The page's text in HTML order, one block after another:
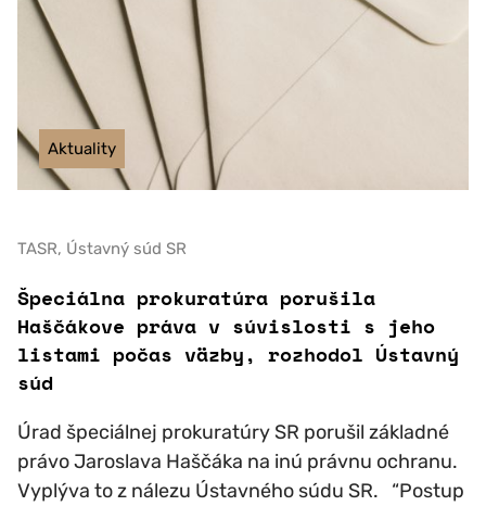
Aktuality
TASR, Ústavný súd SR
Špeciálna prokuratúra porušila
Haščákove práva v súvislosti s jeho
listami počas väzby, rozhodol Ústavný
súd
Úrad špeciálnej prokuratúry SR porušil základné
právo Jaroslava Haščáka na inú právnu ochranu.
Vyplýva to z nálezu Ústavného súdu SR. “Postup